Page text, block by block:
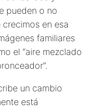
pueden o no
en esa
familiares
el “aire mezclado
un cambio
está